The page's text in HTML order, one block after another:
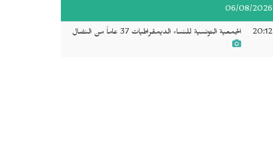
06/08/2026
20:12 الجمعية التونسية للنساء الديمقراطيات 37 عاماً من النضال